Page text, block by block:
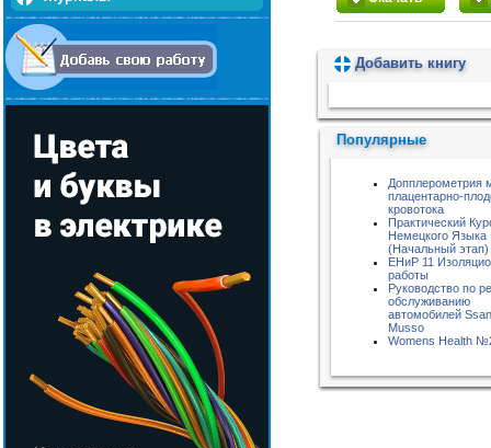
Добавить книгу
Популярные
Допплерометрия
плацентарно-
кровотока
Практический
Немецкого Языка
(Начальный этап)
ЕНиР 11
работы
Руководство по
обслуживанию
автомобилей
Musso
Womens Health